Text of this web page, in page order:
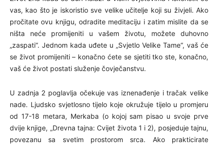
vas, kao što je iskoristio sve velike učitelje koji su živjeli. Ako
pročitate ovu knjigu, odradite meditaciju i zatim mislite da se
ništa neće promijeniti u vašem životu, možete duhovno
„zaspati“. Jednom kada uđete u „Svjetlo Velike Tame“, vaš će
se život promijeniti – konačno ćete se sjetiti tko ste, konačno,
vaš će život postati služenje čovječanstvu.
U zadnja 2 poglavlja očekuje vas iznenađenje i tračak velike
nade. Ljudsko svjetlosno tijelo koje okružuje tijelo u promjeru
od 17-18 metara, Merkaba (o kojoj sam pisao u svoje prve
dvije knjige, „Drevna tajna: Cvijet života 1 i 2), posjeduje tajnu,
povezanu sa svetim prostorom srca. Ako prakticirate